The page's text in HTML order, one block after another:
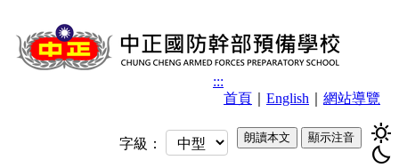
首頁 English 網站導覽
:::
sunny
bedtime
朗讀本文 顯示注音
字級：